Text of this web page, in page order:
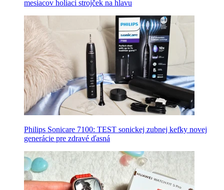
mesiacov holiaci strojček na hlavu
Philips Sonicare 7100: TEST sonickej zubnej kefky novej
generácie pre zdravé ďasná